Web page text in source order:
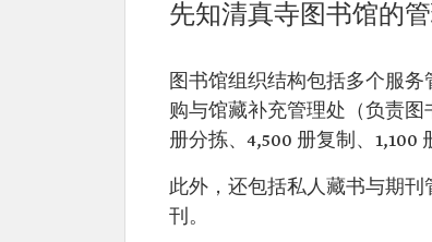
先知清真寺图书馆的
图书馆组织结构包括多个服
购与馆藏补充管理处（负责图
册分拣、4,500 册复制、1,100
此外，还包括私人藏书与期刊
刊。